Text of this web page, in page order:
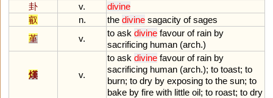
卦
v.
divine
叡
n. the divine sagacity of sages
堇
v.
to ask divine favour of rain by
sacrificing human (arch.)
熯 v.
to ask divine favour of rain by
sacrificing human (arch.); to toast; to
burn; to dry by exposing to the sun; to
bake by fire with little oil; to roast; to dry